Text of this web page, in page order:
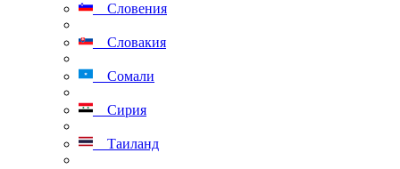
Словения
Словакия
Сомали
Сирия
Таиланд